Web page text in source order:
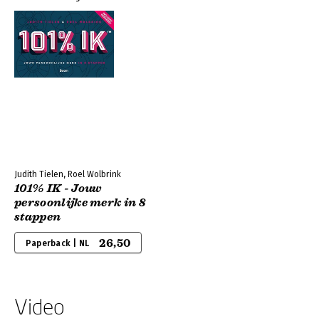
Judith Tielen, Roel Wolbrink
101% IK - Jouw
persoonlijke merk in 8
stappen
Paperback | NL 26,50
Video